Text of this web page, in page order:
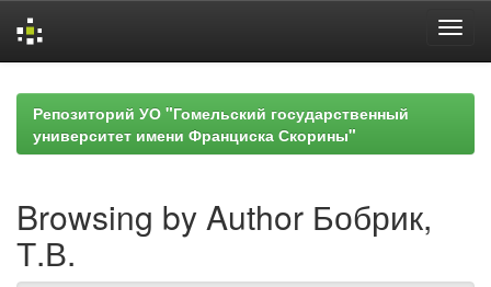
navigationРепозиторий УО "Гомельский государственный
университет имени Франциска Скорины"
Browsing by Author Бобрик,
Т.В.